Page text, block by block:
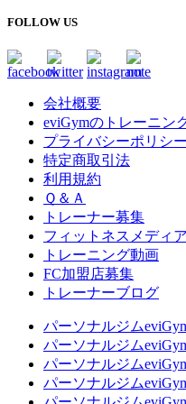
FOLLOW US
会社概要
eviGymのトレーニン
プライバシーポリシー
特定商取引法
利用規約
Ｑ＆Ａ
トレーナー募集
フィットネスメディ
トレーニング動画
FC加盟店募集
トレーナーブログ
パーソナルジム
パーソナルジム
パーソナルジム
パーソナルジム